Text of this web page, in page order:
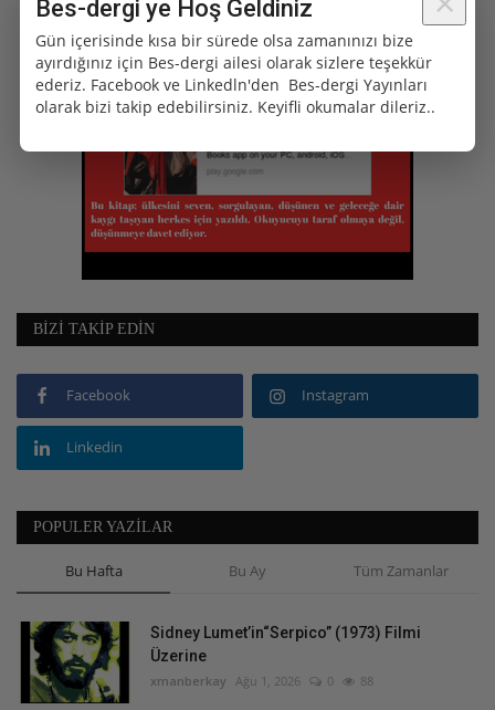
Bilim ve Teknoloji
Dünya Tarih'i
Köşe yazıları
Genel Kültür 101
BIZI TAKIP EDIN
Facebook Instagram
Linkedin
POPULER YAZILAR
Bu Hafta Bu Ay Tüm Zamanlar
Sidney Lumet’in“Serpico” (1973) Filmi
Üzerine
xmanberkay Ağu 1, 2026 0 88
Bes-dergi ye Hoş Geldiniz
Gün içerisinde kısa bir sürede olsa zamanınızı bize
ayırdığınız için Bes-dergi ailesi olarak sizlere teşekkür
ederiz. Facebook ve Linkedln'den Bes-dergi Yayınları
olarak bizi takip edebilirsiniz. Keyifli okumalar dileriz..